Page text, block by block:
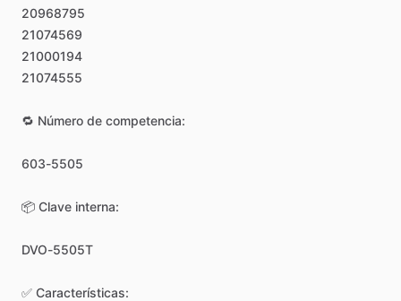
20968795
21074569
21000194
21074555
🔁 Número de competencia:
603-5505
📦 Clave interna:
DVO-5505T
✅ Características: